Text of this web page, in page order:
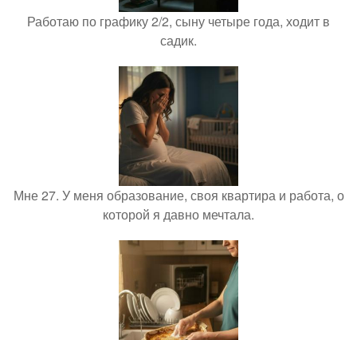
Работаю по графику 2/2, сыну четыре года, ходит в
садик.
Мне 27. У меня образование, своя квартира и работа, о
которой я давно мечтала.